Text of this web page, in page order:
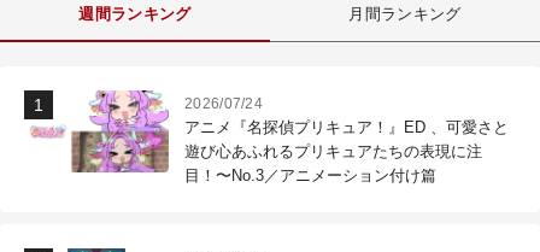
週間ランキング 月間ランキング
2026/07/24
アニメ『名探偵プリキュア！』ED 、可愛さと
遊び心あふれるプリキュアたちの表現に注
目！〜No.3／アニメーション付け篇